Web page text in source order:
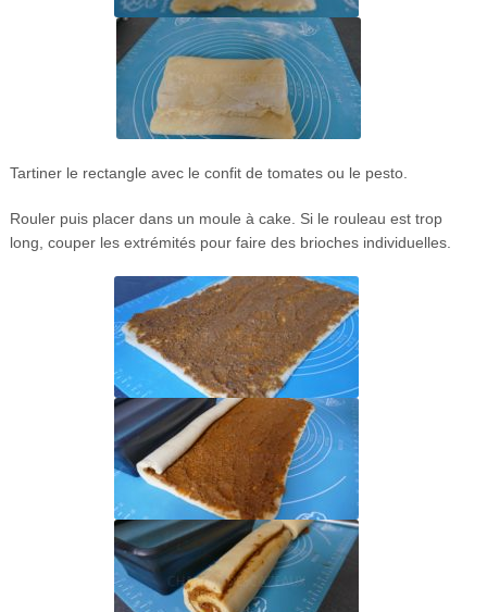
Tartiner le rectangle avec le confit de tomates ou le pesto.
Rouler puis placer dans un moule à cake. Si le rouleau est trop
long, couper les extrémités pour faire des brioches individuelles.